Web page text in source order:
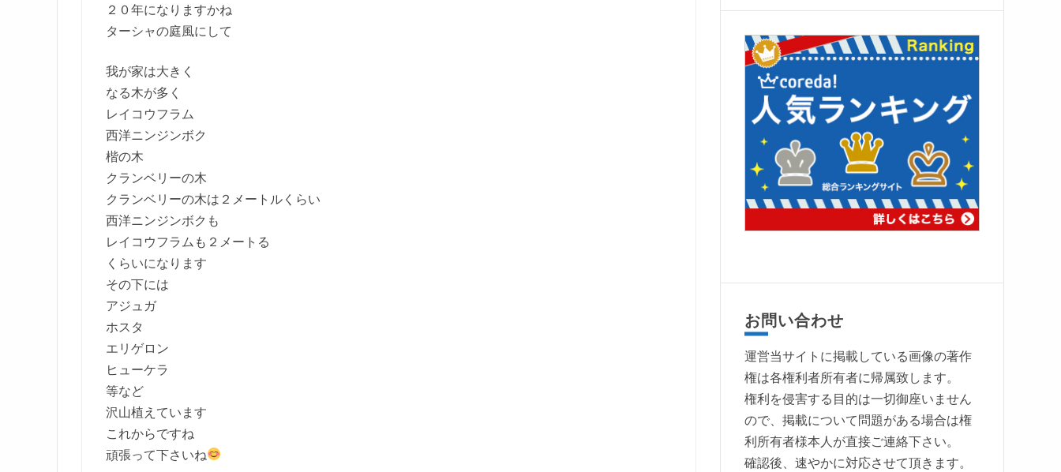
２０年になりますかね
ターシャの庭風にして
我が家は大きく
なる木が多く
レイコウフラム
西洋ニンジンボク
楷の木
クランベリーの木
クランベリーの木は２メートルくらい
西洋ニンジンボクも
レイコウフラムも２メートる
くらいになります
その下には
アジュガ
ホスタ
エリゲロン
ヒューケラ
等など
沢山植えています
これからですね
頑張って下さいね
お問い合わせ
運営当サイトに掲載している画像の著作
権は各権利者所有者に帰属致します。
権利を侵害する目的は一切御座いません
ので、掲載について問題がある場合は権
利所有者様本人が直接ご連絡下さい。
確認後、速やかに対応させて頂きます。